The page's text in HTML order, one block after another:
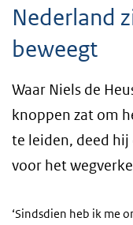
Nederland
beweegt
Waar Niels de
knoppen zat om
te leiden, deed
voor het
‘Sindsdien heb ik me